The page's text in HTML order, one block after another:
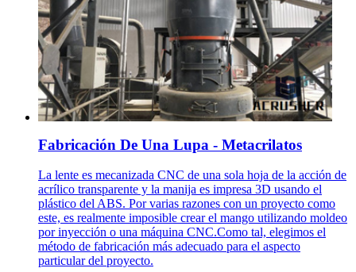
Fabricación De Una Lupa - Metacrilatos
La lente es mecanizada CNC de una sola hoja de la acción de
acrílico transparente y la manija es impresa 3D usando el
plástico del ABS. Por varias razones con un proyecto como
este, es realmente imposible crear el mango utilizando moldeo
por inyección o una máquina CNC.Como tal, elegimos el
método de fabricación más adecuado para el aspecto
particular del proyecto.